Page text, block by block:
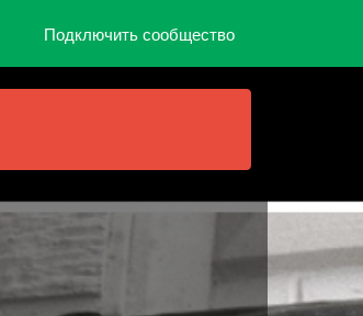
Подключить сообщество